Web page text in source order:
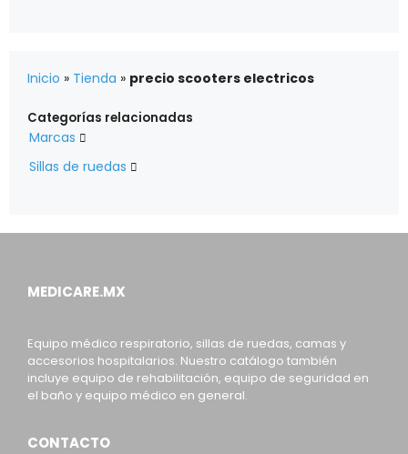
Inicio » Tienda » precio scooters electricos
Categorías relacionadas
Marcas 
Sillas de ruedas 
MEDICARE.MX
Equipo médico respiratorio, sillas de ruedas, camas y
accesorios hospitalarios. Nuestro catálogo también
incluye equipo de rehabilitación, equipo de seguridad en
el baño y equipo médico en general.
CONTACTO